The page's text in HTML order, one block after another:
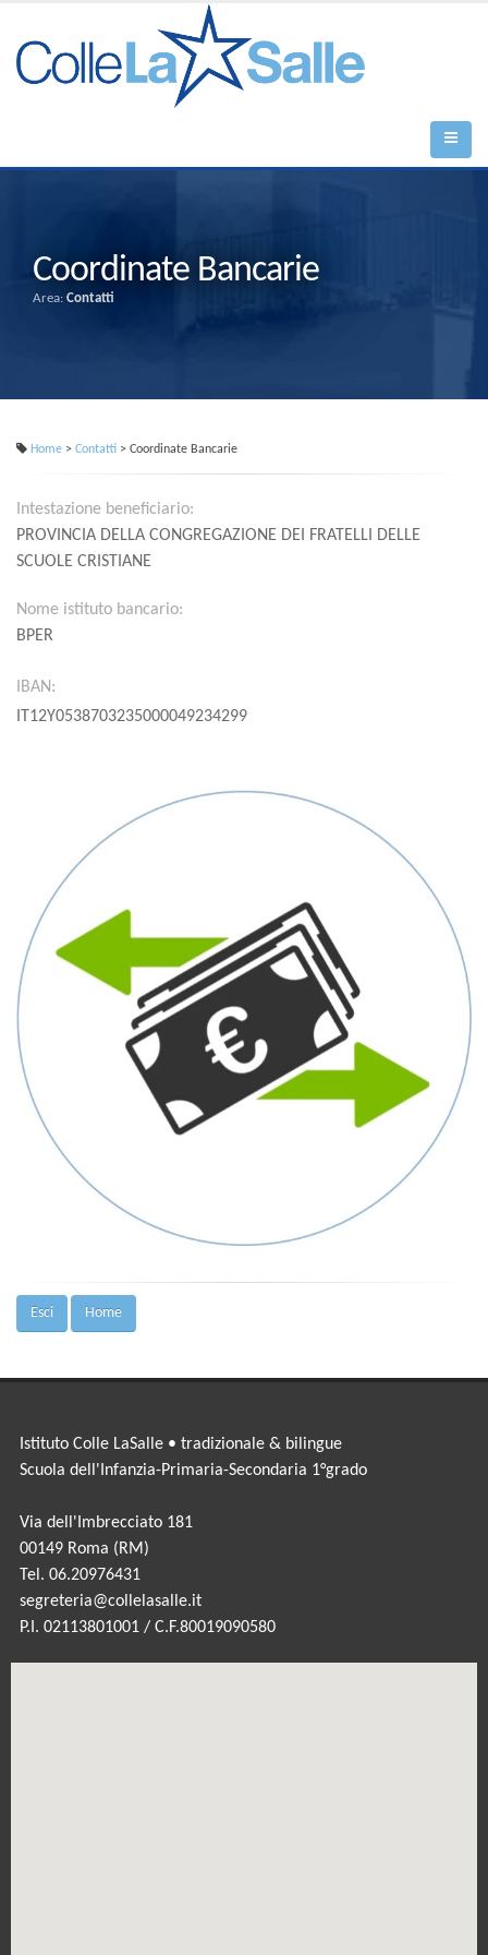
Coordinate Bancarie
Area: Contatti
Home > Contatti > Coordinate Bancarie
Intestazione beneficiario:
PROVINCIA DELLA CONGREGAZIONE DEI FRATELLI DELLE
SCUOLE CRISTIANE
Nome istituto bancario:
BPER
IBAN:
IT12Y0538703235000049234299
Esci Home
Istituto Colle LaSalle • tradizionale & bilingue
Scuola dell'Infanzia-Primaria-Secondaria 1°grado
Via dell'Imbrecciato 181
00149 Roma (RM)
Tel. 06.20976431
segreteria@collelasalle.it
P.I. 02113801001 / C.F.80019090580